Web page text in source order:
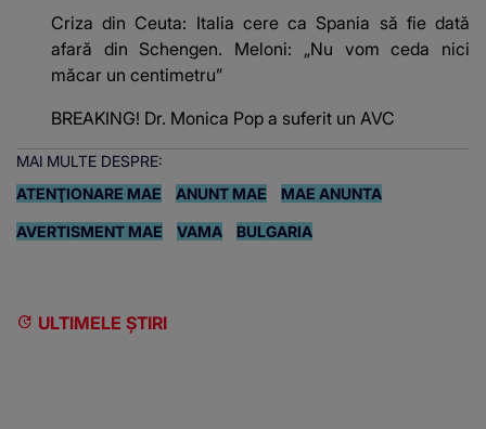
Criza din Ceuta: Italia cere ca Spania să fie dată
afară din Schengen. Meloni: „Nu vom ceda nici
măcar un centimetru”
BREAKING! Dr. Monica Pop a suferit un AVC
MAI MULTE DESPRE:
ATENŢIONARE MAE
ANUNT MAE MAE ANUNTA
AVERTISMENT MAE VAMA BULGARIA
ULTIMELE ȘTIRI